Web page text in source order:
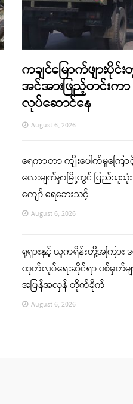
ကချင်မြောက်ဖျားပို
အင်အားဖြည့်တင်းကာ
လုပ်ဆောင်နေ
August 6, 2026
ရေကာတာ ကျိုးပေါက်မှုကြော
လေးမျက်နှာမြို့တွင် ပြည်သူသုံ
ကျော် ရေဘေးသင့်
August 6, 2026
ရုရှားနှင့် ယူကရိန်းတို့အကြား ဒ
ထုတ်လုပ်ရေးဆိုင်ရာ ပစ်မှတ်မ
အပြန်အလှန် တိုက်ခိုက်
August 6, 2026